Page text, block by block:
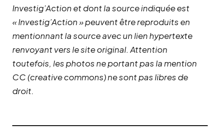
Investig’Action et dont la source indiquée est
« Investig’Action » peuvent être reproduits en
mentionnant la source avec un lien hypertexte
renvoyant vers le site original. Attention
toutefois, les photos ne portant pas la mention
CC (creative commons) ne sont pas libres de
droit.